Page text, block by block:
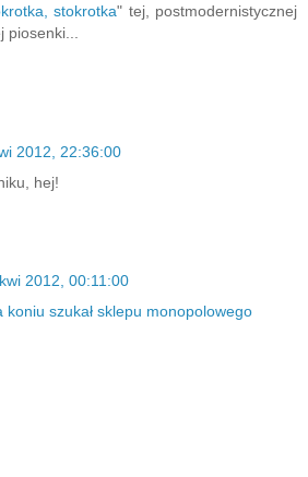
stokrotka" tej, postmodernistycznej
2012, 22:36:00
hej!
2012, 00:11:00
koniu szukał sklepu monopolowego